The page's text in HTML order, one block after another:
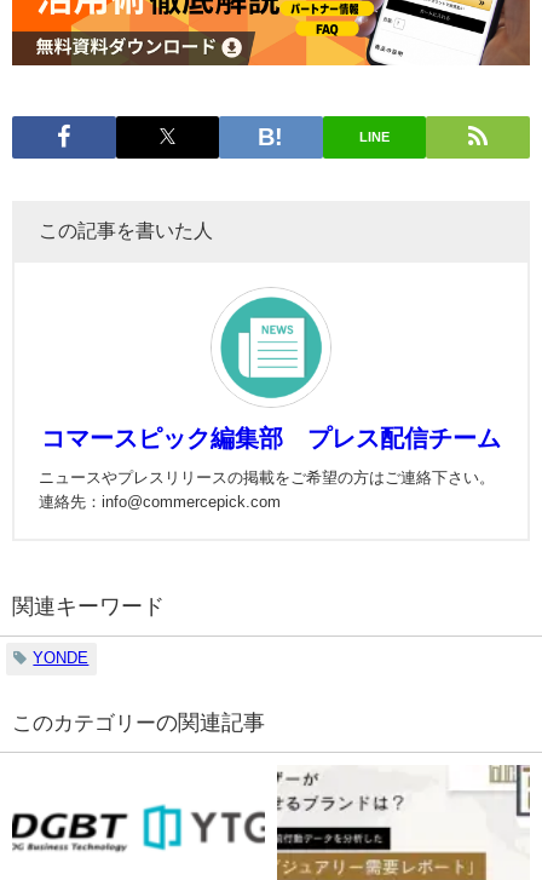
LINE
この記事を書いた人
コマースピック編集部 プレス配信チーム
ニュースやプレスリリースの掲載をご希望の方はご連絡下さい。
連絡先：info@commercepick.com
関連キーワード
YONDE
の関連記事